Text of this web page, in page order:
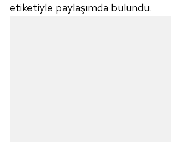
etiketiyle paylaşımda bulundu.